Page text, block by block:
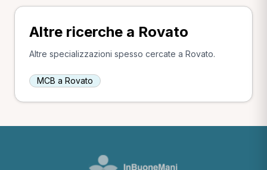
Altre ricerche a Rovato
Altre specializzazioni spesso cercate a Rovato.
MCB a Rovato